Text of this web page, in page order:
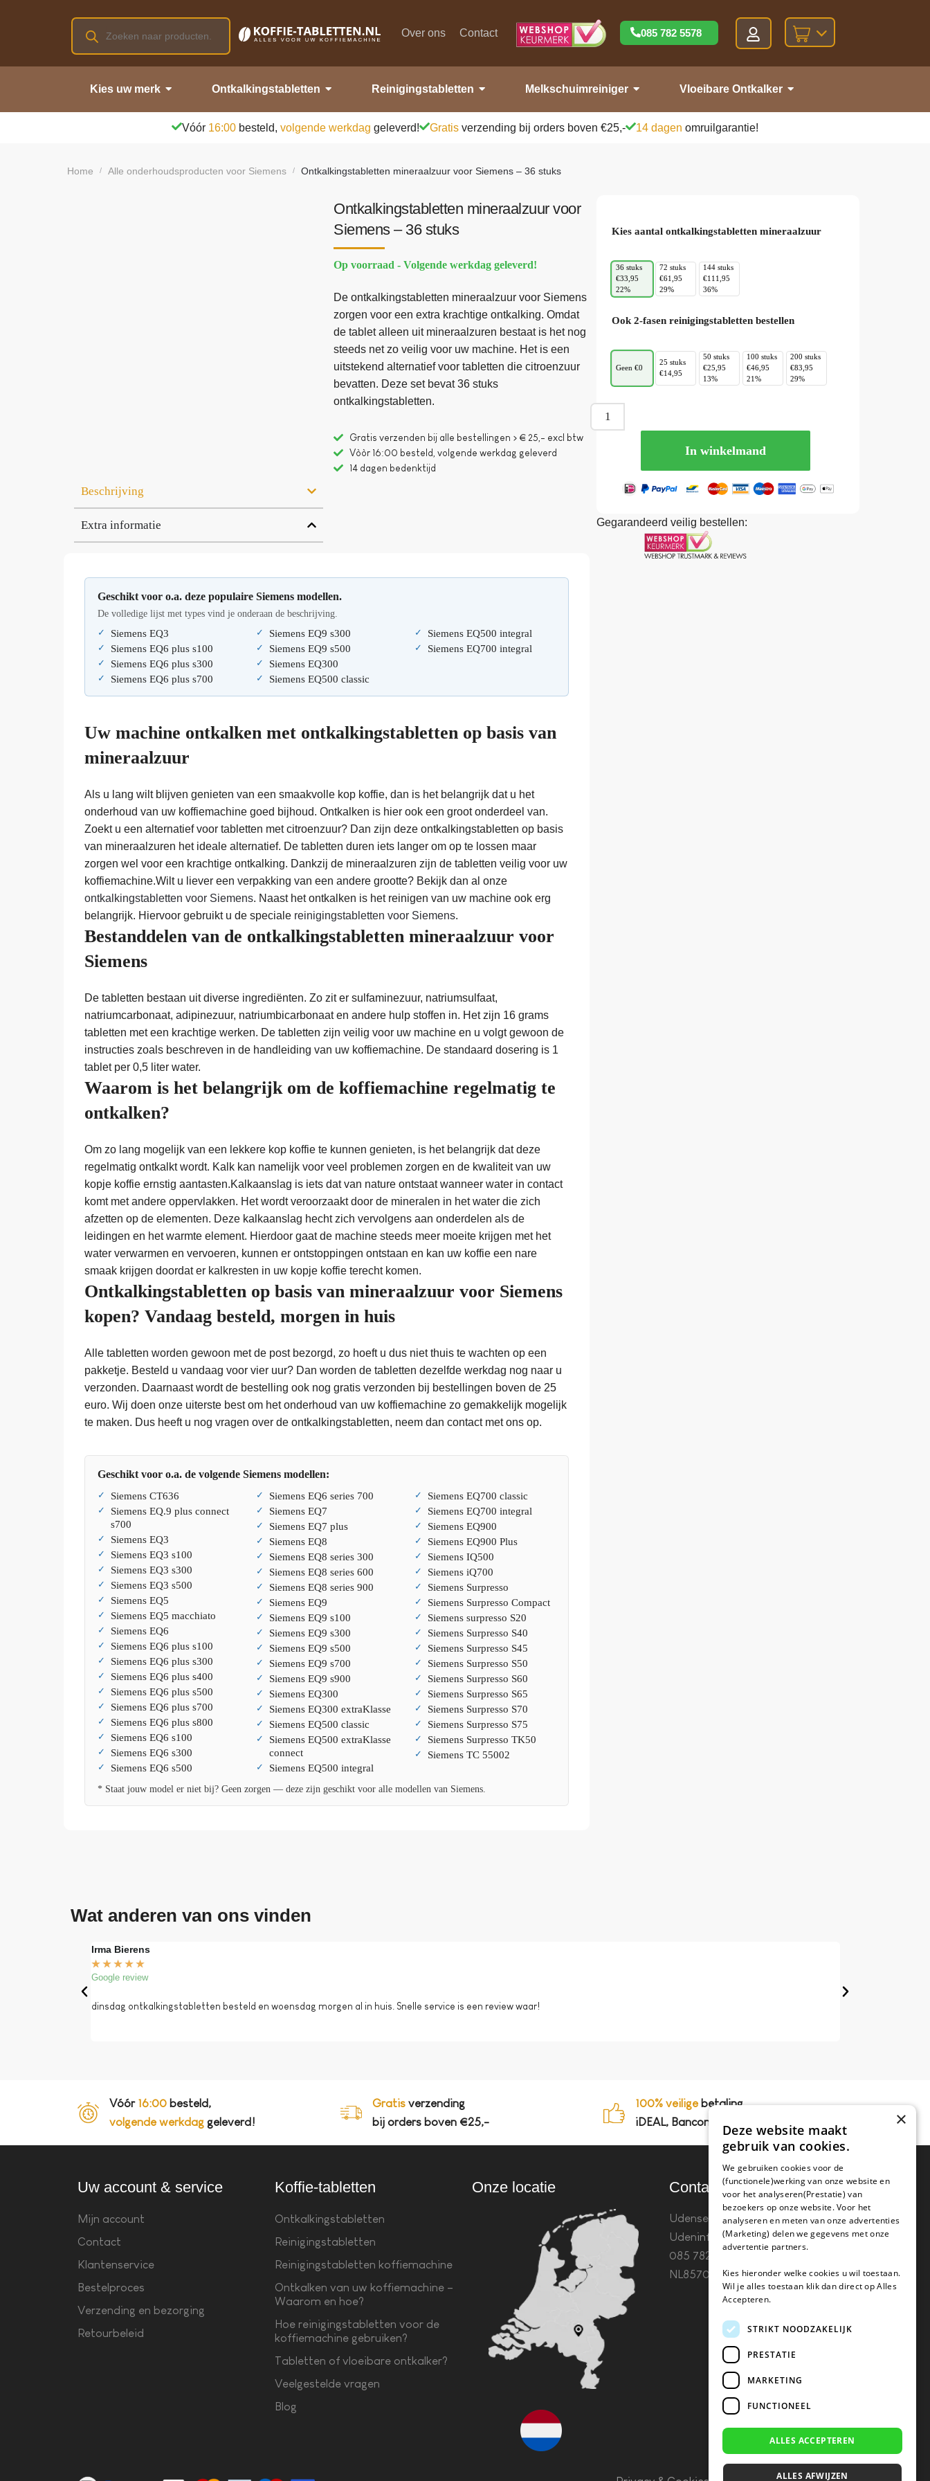
Over ons Contact 085 782 5578
Kies uw merk Ontkalkingstabletten Reinigingstabletten Melkschuimreiniger Vloeibare Ontkalker
Vóór 16:00 besteld, volgende werkdag geleverd! Gratis verzending bij orders boven €25,- 14 dagen omruilgarantie!
Home / Alle onderhoudsproducten voor Siemens / Ontkalkingstabletten mineraalzuur voor Siemens – 36 stuks
Beschrijving
Extra informatie
Ontkalkingstabletten mineraalzuur voor
Siemens – 36 stuks
Op voorraad - Volgende werkdag geleverd!
De ontkalkingstabletten mineraalzuur voor Siemens
zorgen voor een extra krachtige ontkalking. Omdat
de tablet alleen uit mineraalzuren bestaat is het nog
steeds net zo veilig voor uw machine. Het is een
uitstekend alternatief voor tabletten die citroenzuur
bevatten. Deze set bevat 36 stuks
ontkalkingstabletten.
Gratis verzenden bij alle bestellingen > € 25,- excl btw
Vòòr 16:00 besteld, volgende werkdag geleverd
14 dagen bedenktijd
Geschikt voor o.a. deze populaire Siemens modellen.
De volledige lijst met types vind je onderaan de beschrijving.
Siemens EQ3
Siemens EQ6 plus s100
Siemens EQ6 plus s300
Siemens EQ6 plus s700
Siemens EQ9 s300
Siemens EQ9 s500
Siemens EQ300
Siemens EQ500 classic
Siemens EQ500 integral
Siemens EQ700 integral
Uw machine ontkalken met ontkalkingstabletten op basis van
mineraalzuur
Als u lang wilt blijven genieten van een smaakvolle kop koffie, dan is het belangrijk dat u het
onderhoud van uw koffiemachine goed bijhoud. Ontkalken is hier ook een groot onderdeel van.
Zoekt u een alternatief voor tabletten met citroenzuur? Dan zijn deze ontkalkingstabletten op basis
van mineraalzuren het ideale alternatief. De tabletten duren iets langer om op te lossen maar
zorgen wel voor een krachtige ontkalking. Dankzij de mineraalzuren zijn de tabletten veilig voor uw
koffiemachine.Wilt u liever een verpakking van een andere grootte? Bekijk dan al onze
ontkalkingstabletten voor Siemens. Naast het ontkalken is het reinigen van uw machine ook erg
belangrijk. Hiervoor gebruikt u de speciale reinigingstabletten voor Siemens.
Bestanddelen van de ontkalkingstabletten mineraalzuur voor
Siemens
De tabletten bestaan uit diverse ingrediënten. Zo zit er sulfaminezuur, natriumsulfaat,
natriumcarbonaat, adipinezuur, natriumbicarbonaat en andere hulp stoffen in. Het zijn 16 grams
tabletten met een krachtige werken. De tabletten zijn veilig voor uw machine en u volgt gewoon de
instructies zoals beschreven in de handleiding van uw koffiemachine. De standaard dosering is 1
tablet per 0,5 liter water.
Waarom is het belangrijk om de koffiemachine regelmatig te
ontkalken?
Om zo lang mogelijk van een lekkere kop koffie te kunnen genieten, is het belangrijk dat deze
regelmatig ontkalkt wordt. Kalk kan namelijk voor veel problemen zorgen en de kwaliteit van uw
kopje koffie ernstig aantasten.Kalkaanslag is iets dat van nature ontstaat wanneer water in contact
komt met andere oppervlakken. Het wordt veroorzaakt door de mineralen in het water die zich
afzetten op de elementen. Deze kalkaanslag hecht zich vervolgens aan onderdelen als de
leidingen en het warmte element. Hierdoor gaat de machine steeds meer moeite krijgen met het
water verwarmen en vervoeren, kunnen er ontstoppingen ontstaan en kan uw koffie een nare
smaak krijgen doordat er kalkresten in uw kopje koffie terecht komen.
Ontkalkingstabletten op basis van mineraalzuur voor Siemens
kopen? Vandaag besteld, morgen in huis
Alle tabletten worden gewoon met de post bezorgd, zo hoeft u dus niet thuis te wachten op een
pakketje. Besteld u vandaag voor vier uur? Dan worden de tabletten dezelfde werkdag nog naar u
verzonden. Daarnaast wordt de bestelling ook nog gratis verzonden bij bestellingen boven de 25
euro. Wij doen onze uiterste best om het onderhoud van uw koffiemachine zo gemakkelijk mogelijk
te maken. Dus heeft u nog vragen over de ontkalkingstabletten, neem dan contact met ons op.
Geschikt voor o.a. de volgende Siemens modellen:
Siemens CT636
Siemens EQ.9 plus connect
s700
Siemens EQ3
Siemens EQ3 s100
Siemens EQ3 s300
Siemens EQ3 s500
Siemens EQ5
Siemens EQ5 macchiato
Siemens EQ6
Siemens EQ6 plus s100
Siemens EQ6 plus s300
Siemens EQ6 plus s400
Siemens EQ6 plus s500
Siemens EQ6 plus s700
Siemens EQ6 plus s800
Siemens EQ6 s100
Siemens EQ6 s300
Siemens EQ6 s500
Siemens EQ6 series 700
Siemens EQ7
Siemens EQ7 plus
Siemens EQ8
Siemens EQ8 series 300
Siemens EQ8 series 600
Siemens EQ8 series 900
Siemens EQ9
Siemens EQ9 s100
Siemens EQ9 s300
Siemens EQ9 s500
Siemens EQ9 s700
Siemens EQ9 s900
Siemens EQ300
Siemens EQ300 extraKlasse
Siemens EQ500 classic
Siemens EQ500 extraKlasse
connect
Siemens EQ500 integral
Siemens EQ700 classic
Siemens EQ700 integral
Siemens EQ900
Siemens EQ900 Plus
Siemens IQ500
Siemens iQ700
Siemens Surpresso
Siemens Surpresso Compact
Siemens surpresso S20
Siemens Surpresso S40
Siemens Surpresso S45
Siemens Surpresso S50
Siemens Surpresso S60
Siemens Surpresso S65
Siemens Surpresso S70
Siemens Surpresso S75
Siemens Surpresso TK50
Siemens TC 55002
* Staat jouw model er niet bij? Geen zorgen — deze zijn geschikt voor alle modellen van Siemens.
Kies aantal ontkalkingstabletten mineraalzuur
36 stuks
€33,95
22%
72 stuks
€61,95
29%
144 stuks
€111,95
36%
Ook 2-fasen reinigingstabletten bestellen
Geen €0
25 stuks
€14,95
50 stuks
€25,95
13%
100 stuks
€46,95
21%
200 stuks
€83,95
29%
In winkelmand
Gegarandeerd veilig bestellen:
Wat anderen van ons vinden
Irma Bierens
★ ★ ★ ★ ★
Google review
dinsdag ontkalkingstabletten besteld en woensdag morgen al in huis. Snelle service is een review waar!
Vóór 16:00 besteld,
volgende werkdag geleverd!
Gratis verzending
bij orders boven €25,-
100% veiligebetaling,
iDEAL, Bancontact en op rekening
Uw account & service
Mijn account
Contact
Klantenservice
Bestelproces
Verzending en bezorging
Retourbeleid
Koffie-tabletten
Ontkalkingstabletten
Reinigingstabletten
Reinigingstabletten koffiemachine
Ontkalken van uw koffiemachine –
Waarom en hoe?
Hoe reinigingstabletten voor de
koffiemachine gebruiken?
Tabletten of vloeibare ontkalker?
Veelgestelde vragen
Blog
Onze locatie Contact
Udenseweg 8B 5405 PA
Udeninfo(@)koffie-tabletten.nlTel.
085 782 5578KvK 67529623 Btw:
NL857053759B01
×
Deze website maakt
gebruik van cookies.
We gebruiken cookies voor de
(functionele)werking van onze website en
voor het analyseren(Prestatie) van
bezoekers op onze website. Voor het
analyseren en meten van onze advertenties
(Marketing) delen we gegevens met onze
advertentie partners.
Kies hieronder welke cookies u wil toestaan.
Wil je alles toestaan klik dan direct op Alles
Accepteren.
STRIKT NOODZAKELIJK
PRESTATIE
MARKETING
FUNCTIONEEL
ALLES ACCEPTEREN
ALLES AFWIJZEN